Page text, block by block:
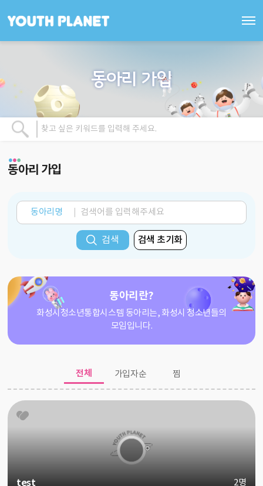
동아리 가입
동아리 가입
동아리명
검색 검색 초기화
동아리란?
화성시청소년통합시스템 동아리는, 화성시 청소년들의
모임입니다.
전체 가입자순 찜
test 2명